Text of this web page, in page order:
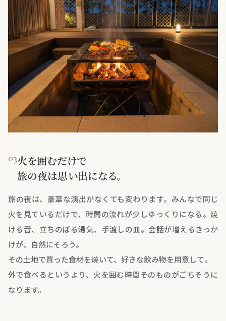
03火を囲むだけで
旅の夜は思い出になる。
旅の夜は、豪華な演出がなくても変わります。みんなで同じ
火を見ているだけで、時間の流れが少しゆっくりになる。焼
ける音、立ちのぼる湯気、手渡しの皿。会話が増えるきっか
けが、自然にそろう。
その土地で買った食材を焼いて、好きな飲み物を用意して。
外で食べるというより、火を囲む時間そのものがごちそうに
なります。